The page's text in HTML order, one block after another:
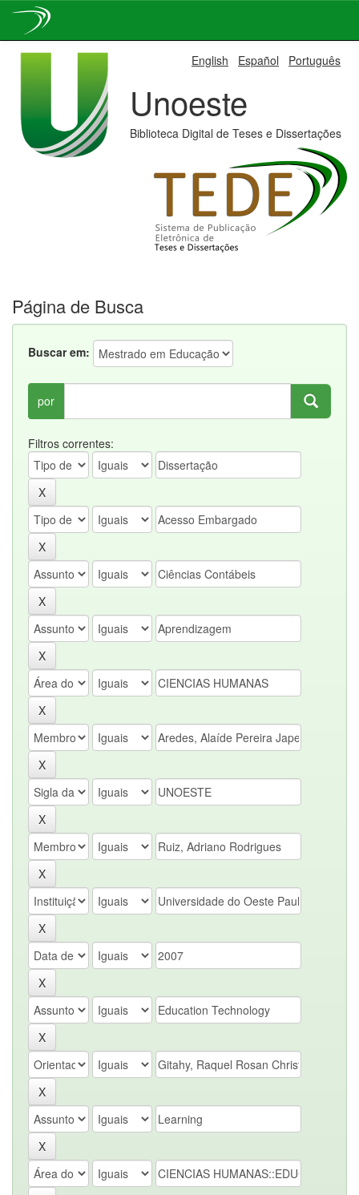
English Español Português
Unoeste
Biblioteca Digital de Teses e Dissertações
Página de Busca
Buscar em:
por
Filtros correntes: